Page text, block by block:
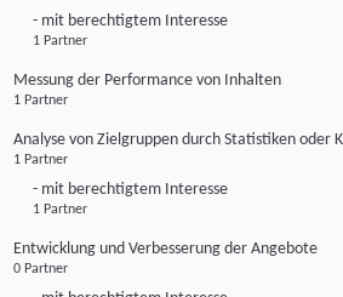
- mit berechtigtem Interesse
1 Partner
Messung der Performance von Inhalten
1 Partner
Analyse von Zielgruppen durch Statistiken oder
1 Partner
- mit berechtigtem Interesse
1 Partner
Entwicklung und Verbesserung der Angebote
0 Partner